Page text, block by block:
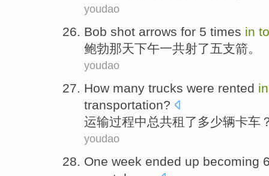
youdao
Bob shot arrows for 5 times in
鲍勃那天下午一共射了五支箭。
youdao
How many trucks were rented
transportation?
运输过程中总共租了多少辆卡车
youdao
One week ended up becoming